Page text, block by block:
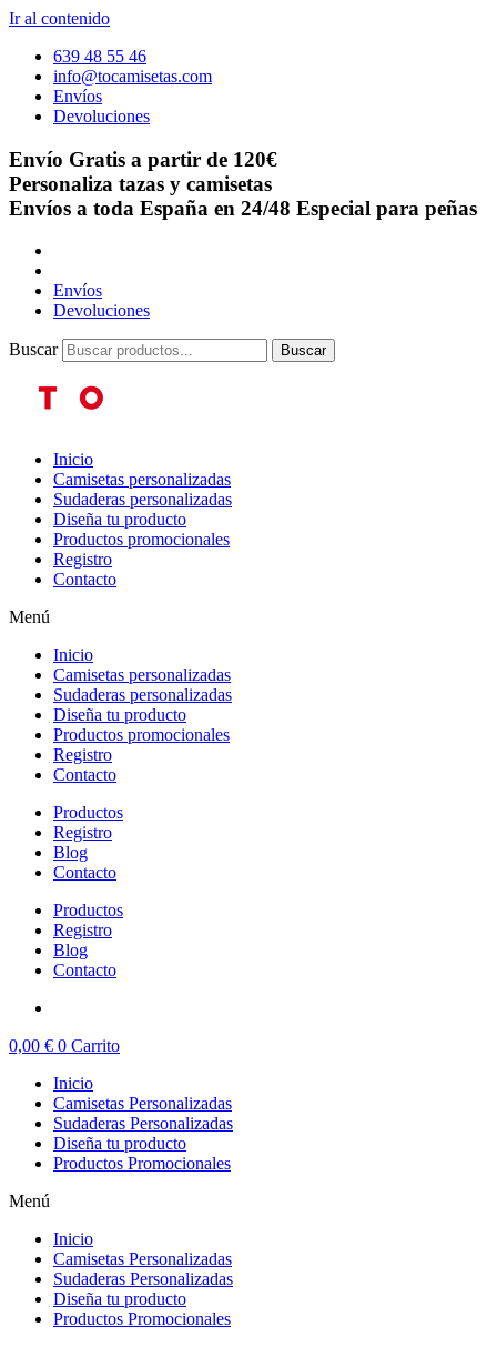
Ir al contenido
639 48 55 46
info@tocamisetas.com
Envíos
Devoluciones
Envío Gratis a partir de 120€
Personaliza tazas y camisetas
Envíos a toda España en 24/48 Especial para peñas
Envíos
Devoluciones
Buscar Buscar
Inicio
Camisetas personalizadas
Sudaderas personalizadas
Diseña tu producto
Productos promocionales
Registro
Contacto
Menú
Inicio
Camisetas personalizadas
Sudaderas personalizadas
Diseña tu producto
Productos promocionales
Registro
Contacto
Productos
Registro
Blog
Contacto
Productos
Registro
Blog
Contacto
0,00 € 0 Carrito
Inicio
Camisetas Personalizadas
Sudaderas Personalizadas
Diseña tu producto
Productos Promocionales
Menú
Inicio
Camisetas Personalizadas
Sudaderas Personalizadas
Diseña tu producto
Productos Promocionales